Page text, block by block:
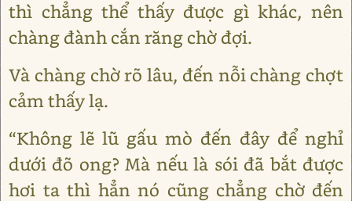
thì chẳng thể thấy được gì khác, nên
chàng đành cắn răng chờ đợi.
Và chàng chờ rõ lâu, đến nỗi chàng chợt
cảm thấy lạ.
“Không lẽ lũ gấu mò đến đây để nghỉ
dưới đõ ong? Mà nếu là sói đã bắt được
hơi ta thì hẳn nó cũng chẳng chờ đến